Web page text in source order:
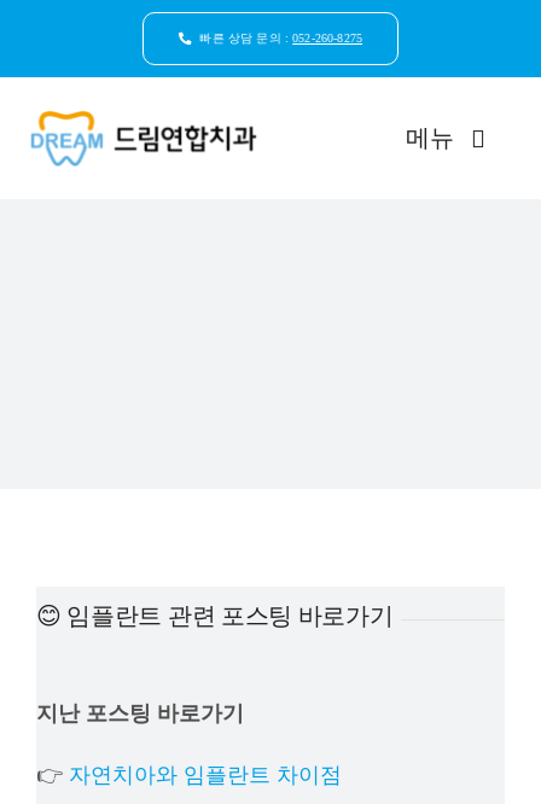
빠른 상담 문의 :052-260-8275
메뉴
상담예약
😊 임플란트 관련 포스팅 바로가기
지난 포스팅 바로가기
👉 자연치아와 임플란트 차이점